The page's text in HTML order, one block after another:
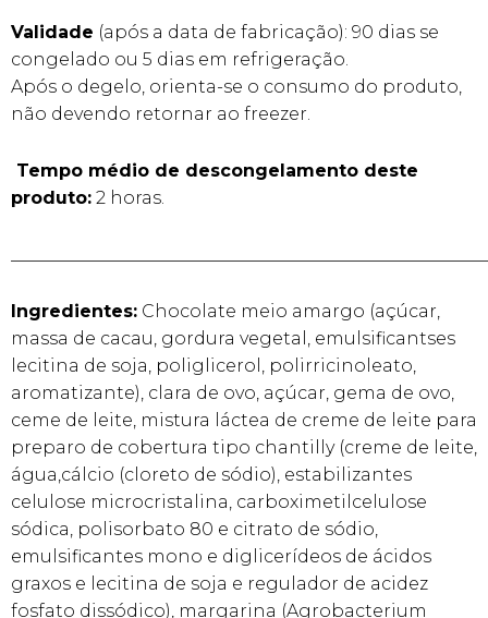
Validade (após a data de fabricação): 90 dias se
congelado ou 5 dias em refrigeração.
Após o degelo, orienta-se o consumo do produto,
não devendo retornar ao freezer.
Tempo médio de descongelamento deste
produto: 2 horas.
Ingredientes: Chocolate meio amargo (açúcar,
massa de cacau, gordura vegetal, emulsificantses
lecitina de soja, poliglicerol, polirricinoleato,
aromatizante), clara de ovo, açúcar, gema de ovo,
ceme de leite, mistura láctea de creme de leite para
preparo de cobertura tipo chantilly (creme de leite,
água,cálcio (cloreto de sódio), estabilizantes
celulose microcristalina, carboximetilcelulose
sódica, polisorbato 80 e citrato de sódio,
emulsificantes mono e diglicerídeos de ácidos
graxos e lecitina de soja e regulador de acidez
fosfato dissódico), margarina (Agrobacterium